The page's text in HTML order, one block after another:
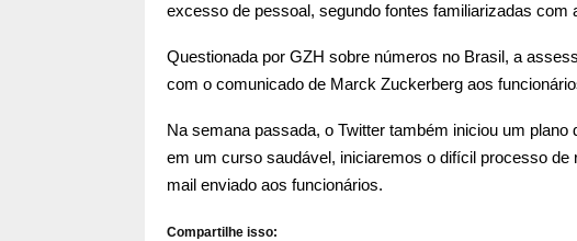
excesso de pessoal, segundo fontes familiarizadas com
Questionada por GZH sobre números no Brasil, a
com o comunicado de Marck Zuckerberg aos
Na semana passada, o Twitter também iniciou um
em um curso saudável, iniciaremos o difícil processo
mail enviado aos funcionários.
Compartilhe isso: